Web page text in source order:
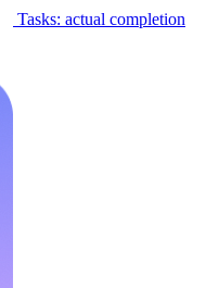
Tasks: actual completion